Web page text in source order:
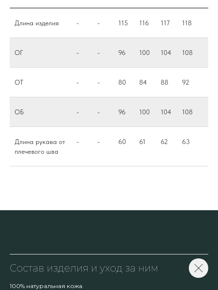
Длина изделия - - 115 116 117 118
ОГ - - 96 100 104 108
ОТ - - 80 84 88 92
ОБ - - 96 100 104 108
Длина рукава от
плечевого шва
- - 60 61 62 63
Состав изделия и уход за ним
100% натуральная кожа.